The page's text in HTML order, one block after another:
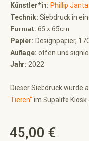
Künstler*in: Phillip Janta
Technik: Siebdruck in
Format: 65 x 65cm
Papier: Designpapier,
Auflage: offen und
Jahr: 2022
Dieser Siebdruck wurde
Tieren" im Supalife Kiosk
Regulärer Preis:
45,00 €